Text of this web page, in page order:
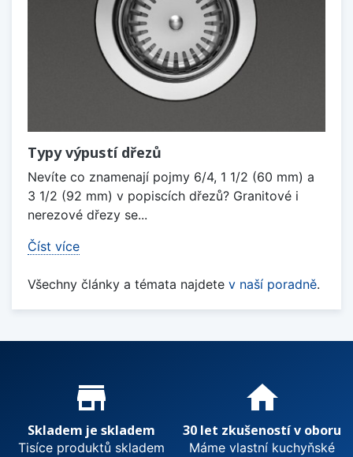
Typy výpustí dřezů
Nevíte co znamenají pojmy 6/4, 1 1/2 (60 mm) a
3 1/2 (92 mm) v popiscích dřezů? Granitové i
nerezové dřezy se...
Číst více
Všechny články a témata najdete v naší poradně.
Proč nakupovat u nás?
store_mall_directory
Skladem je skladem
Tisíce produktů skladem
home
30 let zkušeností v oboru
Máme vlastní kuchyňské